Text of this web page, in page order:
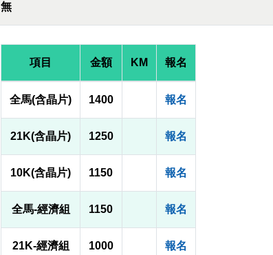
無
項目 金額 KM 報名
全馬(含晶片) 1400 報名
21K(含晶片) 1250 報名
10K(含晶片) 1150 報名
全馬-經濟組 1150 報名
21K-經濟組 1000 報名